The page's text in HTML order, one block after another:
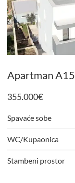
Apartman
355.000€
Spavaće sobe
WC/Kupaonica
Stambeni prostor